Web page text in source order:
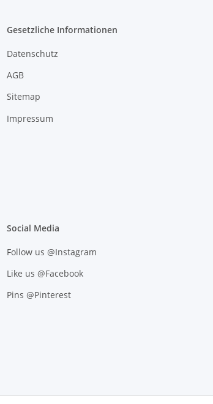
Gesetzliche Informationen
Datenschutz
AGB
Sitemap
Impressum
Social Media
Follow us @Instagram
Like us @Facebook
Pins @Pinterest